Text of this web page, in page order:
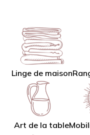
Linge de maison
Art de la table